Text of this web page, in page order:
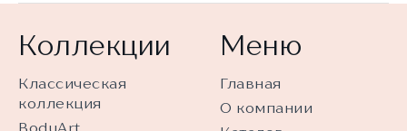
Коллекции
Классическая
коллекция
BodyArt
Меню
Главная
О компании